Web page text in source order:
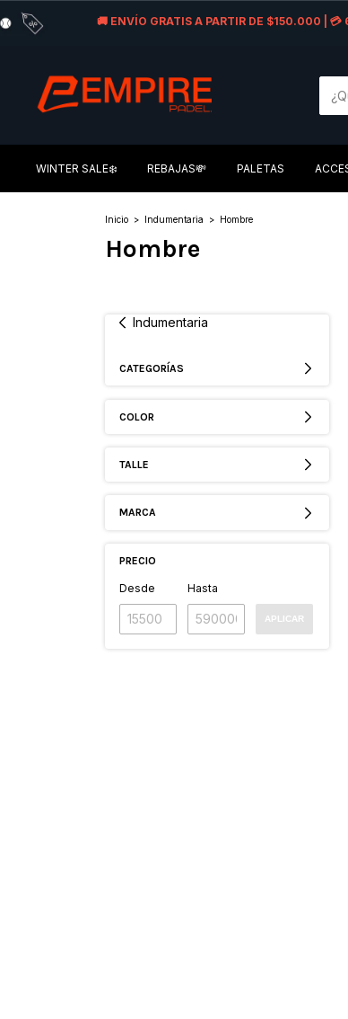
🚚 ENVÍO GRATIS A PARTIR DE $150.000 |
WINTER SALE❄️ REBAJAS💸 PALETAS
Inicio > Indumentaria > Hombre
Hombre
Indumentaria
CATEGORÍAS
COLOR
TALLE
MARCA
PRECIO
Desde Hasta
APLICAR